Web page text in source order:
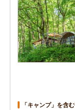
「キャンプ」を含